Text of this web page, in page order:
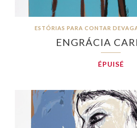
ESTÓRIAS PARA CONTAR
ENGRÁCIA
ÉPUISÉ